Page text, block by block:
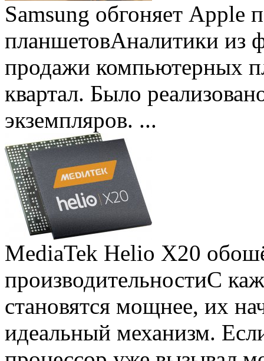
Samsung обгоняет Apple
планшетовАналитики из
продажи компьютерных
квартал. Было
экземпляров. ...
MediaTek Helio X20
производительностиС
становятся мощнее, их
идеальный механизм.